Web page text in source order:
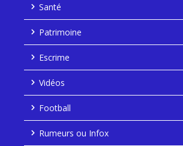
Santé
Patrimoine
Escrime
Vidéos
Football
Rumeurs ou Infox